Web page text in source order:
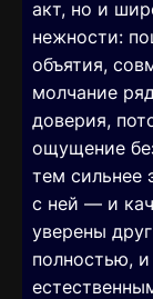
акт, но и
нежности:
объятия,
молчание
доверия,
ощущение
тем сильнее
с ней — и
уверены
полностью,